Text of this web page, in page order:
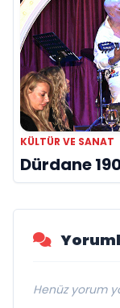
KÜLTÜR VE SANAT
Dürdane
Henüz yorum